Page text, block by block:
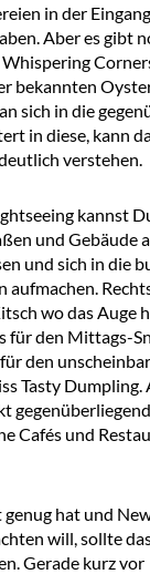
in der
Aber es gibt
bekannten
sich in die
in diese, kann
verstehen.
kannst
und Gebäude
und sich in die
aufmachen.
wo das Auge
für den Mittags-
den
Tasty Dumpling.
Cafés und
hat und
will, sollte
Gerade kurz vor